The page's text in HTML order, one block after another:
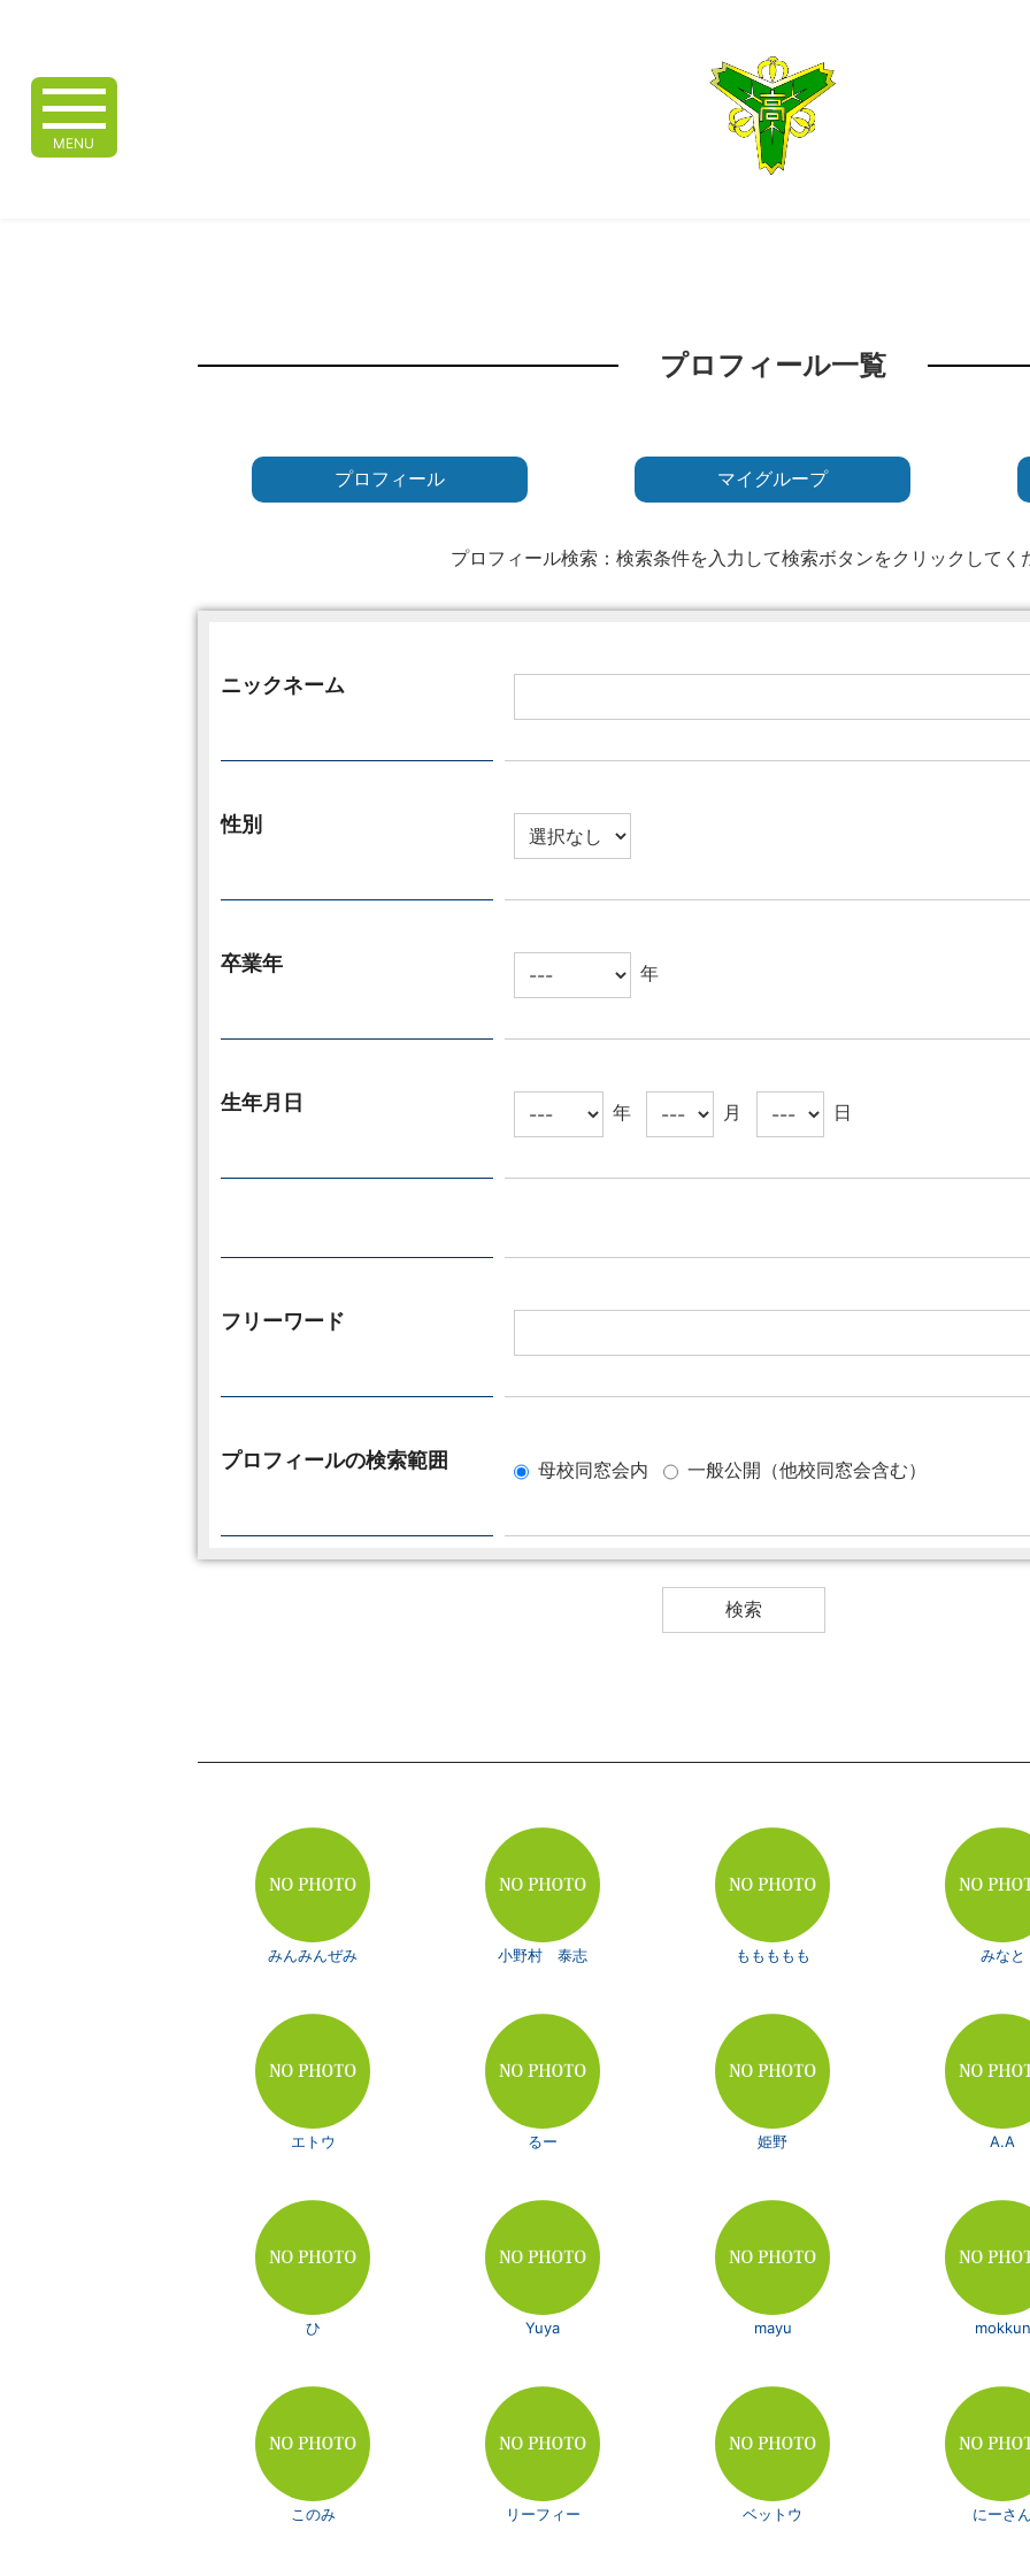
MENU
プロフィール一覧
プロフィール マイグループ
プロフィール検索： 検索条件を入力して検索ボタンをクリックしてく
ニックネーム
性別
卒業年 年
生年月日 年 月 日
フリーワード
プロフィールの検索範囲 母校同窓会内 一般公開（他校同窓会含む）
みんみんぜみ 小野村 泰志 ももももも みなと
エトウ るー 姫野 A.A
ひ Yuya mayu mokkun
このみ リーフィー ベットウ にーさ